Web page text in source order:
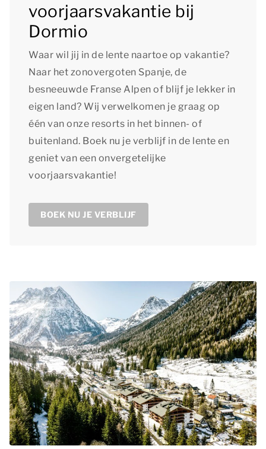
voorjaarsvakantie bij
Dormio
Waar wil jij in de lente naartoe op vakantie?
Naar het zonovergoten Spanje, de
besneeuwde Franse Alpen of blijf je lekker in
eigen land? Wij verwelkomen je graag op
één van onze resorts in het binnen- of
buitenland. Boek nu je verblijf in de lente en
geniet van een onvergetelijke
voorjaarsvakantie!
BOEK NU JE VERBLIJF